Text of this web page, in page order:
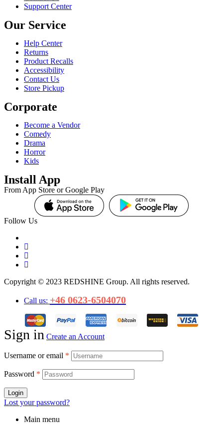
Support Center
Our Service
Help Center
Returns
Product Recalls
Accessibility
Contact Us
Store Pickup
Corporate
Become a Vendor
Comedy
Drama
Horror
Kids
Install App
From App Store or Google Play
Follow Us
Copyright © 2023 REDSHINE Group. All rights reserved.
Call us: +46 0623-6504070
Sign in Create an Account
Username or email *
Password *
Login
Lost your password?
Main menu